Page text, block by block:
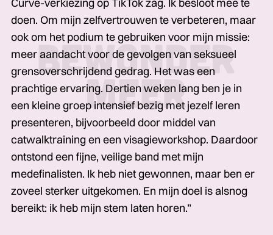
doen. Om mijn zelf­vertrouwen te verbeteren, maar
ook om het podium te gebruiken voor mijn missie:
meer aandacht voor de gevolgen van seksueel
grensoverschrijdend gedrag. Het was een
prachtige ervaring. Dertien weken lang ben je in
een kleine groep intensief­­­ bezig met jezelf leren
presenteren, bijvoorbeeld door middel van
catwalktraining en een visagie­workshop. Daardoor
ontstond een fijne, veilige band met mijn
medefinalisten. Ik heb niet gewonnen, maar ben er
zoveel sterker­­­ uitgekomen.­­­ En mijn doel is alsnog
bereikt:­­­ ik heb mijn stem laten horen.”